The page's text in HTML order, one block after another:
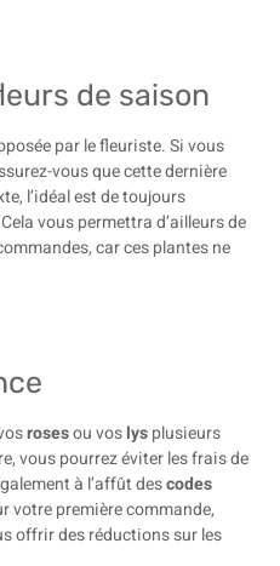
de saison
par le fleuriste. Si vous
vous que cette dernière
l’idéal est de toujours
vous permettra d’ailleurs de
car ces plantes ne
rosesou voslysplusieurs
vous pourrez éviter les frais de
à l’affût descodes
votre première commande,
offrir des réductions sur les